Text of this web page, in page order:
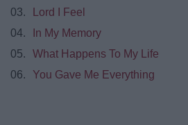
03.
Lord I Feel
04.
In My Memory
05.
What Happens To My Life
06.
You Gave Me Everything